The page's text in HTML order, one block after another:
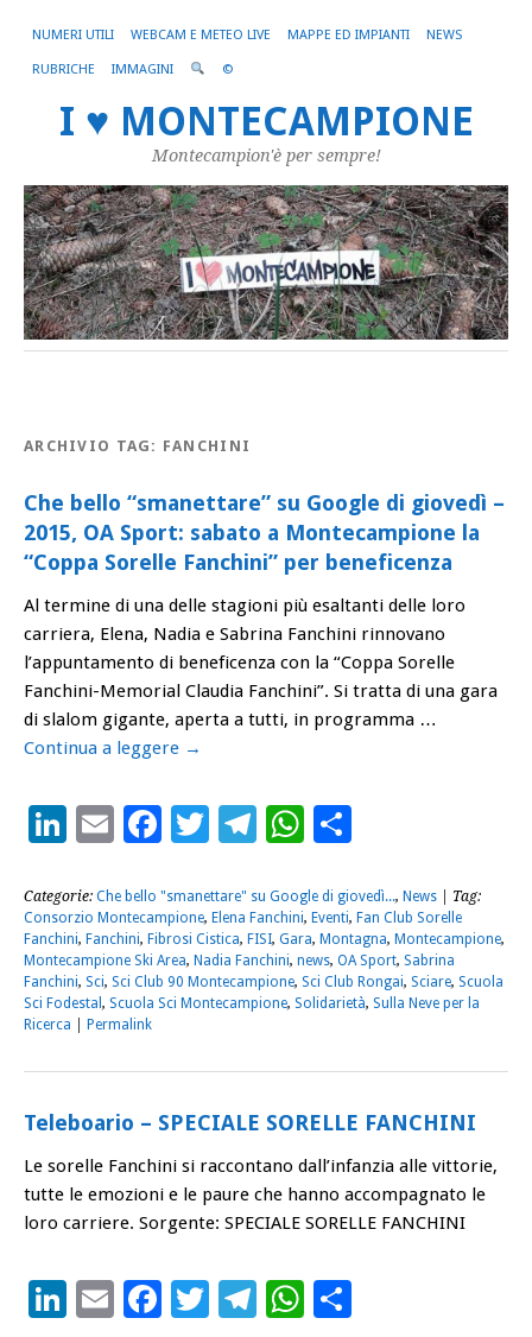
NUMERI UTILI WEBCAM E METEO LIVE MAPPE ED IMPIANTI NEWS
RUBRICHE IMMAGINI ©
I ♥ MONTECAMPIONE
Montecampion'è per sempre!
ARCHIVIO TAG: FANCHINI
Che bello “smanettare” su Google di giovedì –
2015, OA Sport: sabato a Montecampione la
“Coppa Sorelle Fanchini” per beneficenza
Al termine di una delle stagioni più esaltanti delle loro
carriera, Elena, Nadia e Sabrina Fanchini rinnovano
l’appuntamento di beneficenza con la “Coppa Sorelle
Fanchini-Memorial Claudia Fanchini”. Si tratta di una gara
di slalom gigante, aperta a tutti, in programma …
Continua a leggere →
LinkedIn
EmailFacebook
Twitter
Telegram
WhatsApp
Categorie: Che bello "smanettare" su Google di giovedì..., News | Tag:
Consorzio Montecampione, Elena Fanchini, Eventi, Fan Club Sorelle
Fanchini, Fanchini, Fibrosi Cistica, FISI, Gara, Montagna, Montecampione,
Montecampione Ski Area, Nadia Fanchini, news, OA Sport, Sabrina
Fanchini, Sci, Sci Club 90 Montecampione, Sci Club Rongai, Sciare, Scuola
Sci Fodestal , Scuola Sci Montecampione, Solidarietà, Sulla Neve per la
Ricerca
Permalink
Teleboario – SPECIALE SORELLE FANCHINI
Le sorelle Fanchini si raccontano dall’infanzia alle vittorie,
tutte le emozioni e le paure che hanno accompagnato le
loro carriere. Sorgente: SPECIALE SORELLE FANCHINI
LinkedIn
EmailFacebook
Twitter
Telegram
WhatsApp